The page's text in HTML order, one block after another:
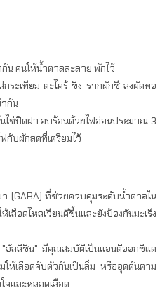
น คนให้น้ำตาลละลาย พักไว้
ระเทียม ตะไคร้ ขิง รากผักชี ลงผัดพอ
ากัน
ไช่ปิดฝา อบร้อนด้วยไฟอ่อนประมาณ 3
กับผักสดที่เตรียมไว้
(GABA) ที่ช่วยควบคุมระดับน้ำตาลใน
อดไหลเวียนดีขึ้นและยังป้องกันมะเร็ง
อัลลิชิน" มีคุณสมบัติเป็นแอนติออกซิแด
ห้เลือดจับตัวกันเป็นลิ่ม หรืออุดตันตาม
จและหลอดเลือด